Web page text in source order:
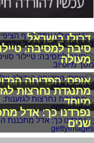
דרולו בישראל
סיבה למסיבה:
מעולה
אופס: הפדיחה
מתנגדת נחרצות
מיוחד
שנים